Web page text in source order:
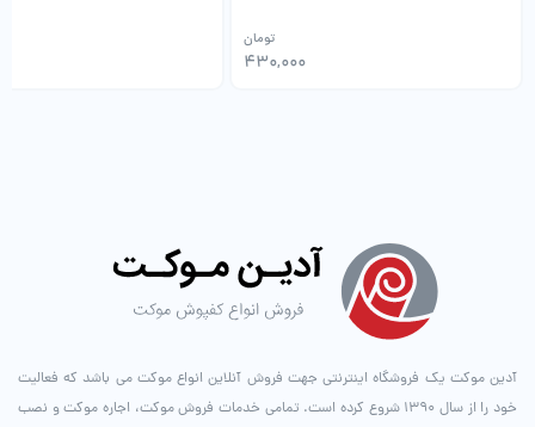
430,000
تومان
آدین موکت یک فروشگاه اینترنتی جهت فروش آنلاین انواع موکت می باشد که فعالیت
خود را از سال ۱۳۹۰ شروع کرده است. تمامی خدمات فروش موکت، اجاره موکت و نصب